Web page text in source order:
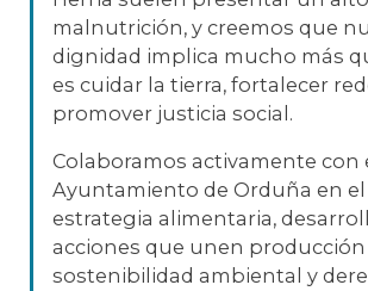
malnutrición, y creemos que
dignidad implica mucho más
es cuidar la tierra, fortalecer
promover justicia social.
Colaboramos activamente con
Ayuntamiento de Orduña en el
estrategia alimentaria,
acciones que unen producción
sostenibilidad ambiental y